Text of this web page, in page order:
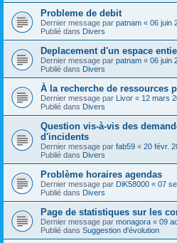
Probleme de debit
Dernier message par patnam « 06 juin
Publié dans Divers
Deplacement d'un espace
Dernier message par patnam « 06 juin
Publié dans Divers
À la recherche de ressources
Dernier message par Livor « 12 mars
Publié dans Divers
Question vis-à-vis des
d'incidents
Dernier message par fab59 « 20 févr.
Publié dans Divers
Problème horaires agendas
Dernier message par DiK58000 « 07
Publié dans Divers
Page de statistiques sur les
Dernier message par monagora « 09
Publié dans Suggestion d'évolution